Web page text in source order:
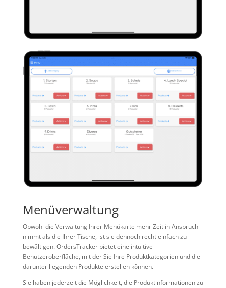
Menüverwaltung
Obwohl die Verwaltung Ihrer Menükarte mehr Zeit in Anspruch
nimmt als die Ihrer Tische, ist sie dennoch recht einfach zu
bewältigen. OrdersTracker bietet eine intuitive
Benutzeroberfläche, mit der Sie Ihre Produktkategorien und die
darunter liegenden Produkte erstellen können.
Sie haben jederzeit die Möglichkeit, die Produktinformationen zu